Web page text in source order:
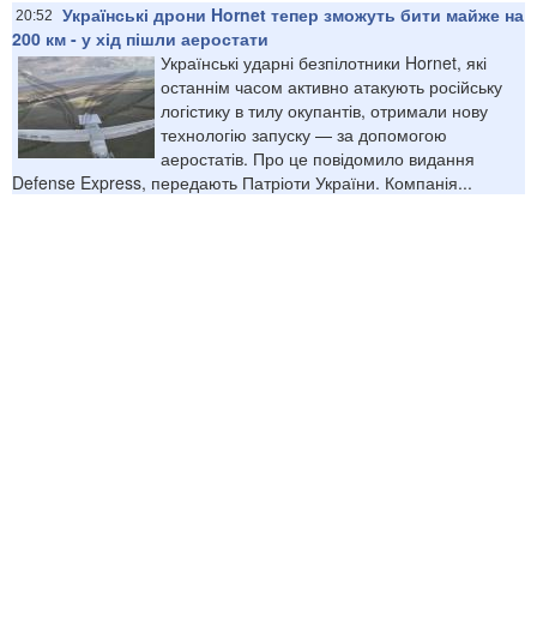
20:52
Українські дрони Hornet тепер зможуть бити майже на
200 км - у хід пішли аеростати
Українські ударні безпілотники Hornet, які
останнім часом активно атакують російську
логістику в тилу окупантів, отримали нову
технологію запуску — за допомогою
аеростатів. Про це повідомило видання
Defense Express, передають Патріоти України. Компанія...